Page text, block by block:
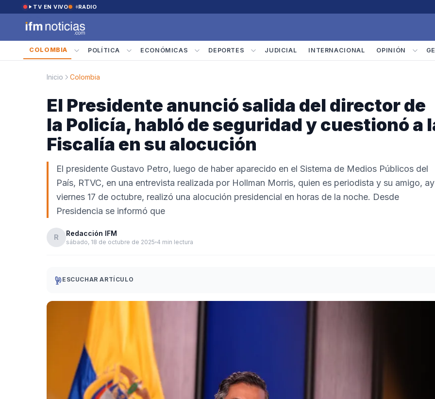
Saltar al contenido
TV EN VIVO RADIO
COLOMBIA POLÍTICA ECONÓMICAS DEPORTES JUDICIAL INTERNACIONAL OPINIÓN
Inicio Colombia
El Presidente anunció salida del director de
la Policía, habló de seguridad y cuestionó a
Fiscalía en su alocución
El presidente Gustavo Petro, luego de haber aparecido en el Sistema de Medios Públicos del
País, RTVC, en una entrevista realizada por Hollman Morris, quien es periodista y su amigo,
viernes 17 de octubre, realizó una alocución presidencial en horas de la noche. Desde
Presidencia se informó que
R Redacción IFM
sábado, 18 de octubre de 2025 4 min lectura
ESCUCHAR ARTÍCULO